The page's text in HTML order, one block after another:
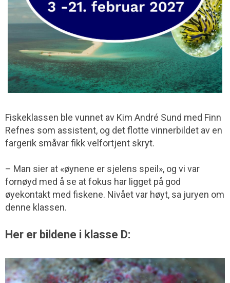
Fiskeklassen ble vunnet av Kim André Sund med Finn
Refnes som assistent, og det flotte vinnerbildet av en
fargerik småvar fikk velfortjent skryt.
– Man sier at «øynene er sjelens speil», og vi var
fornøyd med å se at fokus har ligget på god
øyekontakt med fiskene. Nivået var høyt, sa juryen om
denne klassen.
Her er bildene i klasse D: